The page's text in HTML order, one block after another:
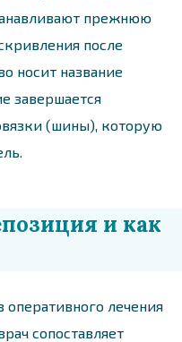
прежнюю
после
носит название
завершается
(шины), которую
и как
оперативного лечения
сопоставляет